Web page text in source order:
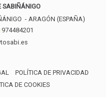
SABIÑÁNIGO
- ARAGÓN (ESPAÑA)
974484201
POLÍTICA DE PRIVACIDAD
DE COOKIES